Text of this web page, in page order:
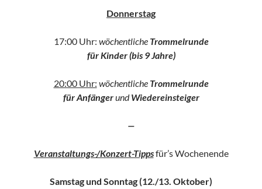
Donnerstag
17:00 Uhr: wöchentliche Trommelrunde
für Kinder (bis 9 Jahre)
20:00 Uhr: wöchentliche Trommelrunde
für AnfängerundWiedereinsteiger
—
Veranstaltungs-/Konzert-Tippsfür’s Wochenende
Samstag und Sonntag (12./13. Oktober)